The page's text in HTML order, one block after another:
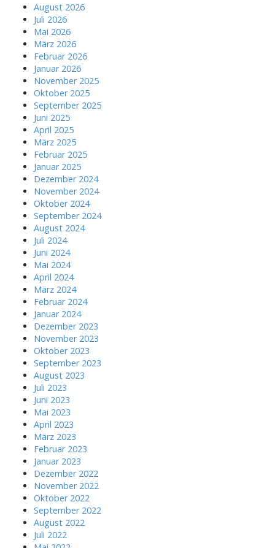
August 2026
Juli 2026
Mai 2026
März 2026
Februar 2026
Januar 2026
November 2025
Oktober 2025
September 2025
Juni 2025
April 2025
März 2025
Februar 2025
Januar 2025
Dezember 2024
November 2024
Oktober 2024
September 2024
August 2024
Juli 2024
Juni 2024
Mai 2024
April 2024
März 2024
Februar 2024
Januar 2024
Dezember 2023
November 2023
Oktober 2023
September 2023
August 2023
Juli 2023
Juni 2023
Mai 2023
April 2023
März 2023
Februar 2023
Januar 2023
Dezember 2022
November 2022
Oktober 2022
September 2022
August 2022
Juli 2022